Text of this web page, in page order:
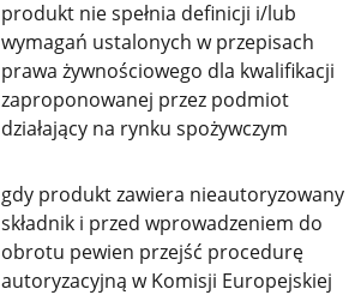
produkt nie spełnia definicji i/lub
wymagań ustalonych w przepisach
prawa żywnościowego dla kwalifikacji
zaproponowanej przez podmiot
działający na rynku spożywczym
gdy produkt zawiera nieautoryzowany
składnik i przed wprowadzeniem do
obrotu pewien przejść procedurę
autoryzacyjną w Komisji Europejskiej